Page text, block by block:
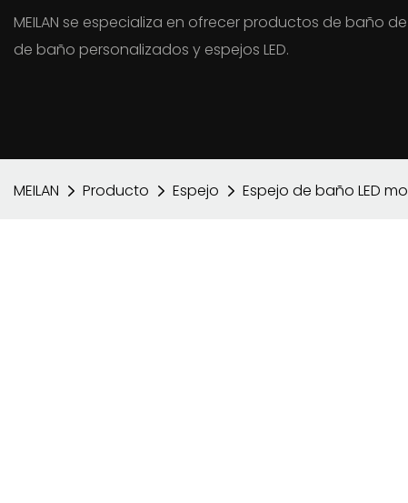
MEILAN se especializa en ofrecer productos de baño
de baño personalizados y espejos LED.
MEILAN Producto Espejo Espejo de baño LED